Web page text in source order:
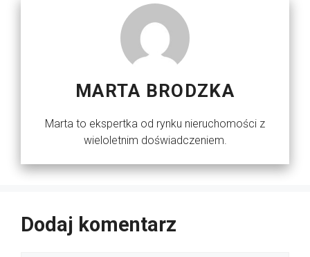
MARTA BRODZKA
Marta to ekspertka od rynku nieruchomości z
wieloletnim doświadczeniem.
Dodaj komentarz